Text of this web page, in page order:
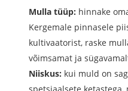
Mulla tüüp: hinnake
Kergemale pinnasele
kultivaatorist, raske
võimsamat ja
Niiskus: kui muld on